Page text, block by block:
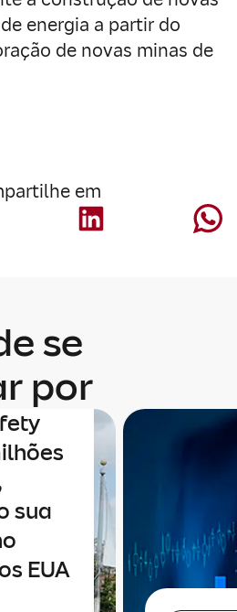
energia a partir do
de novas minas de
em
se
por
para
sua
EUA